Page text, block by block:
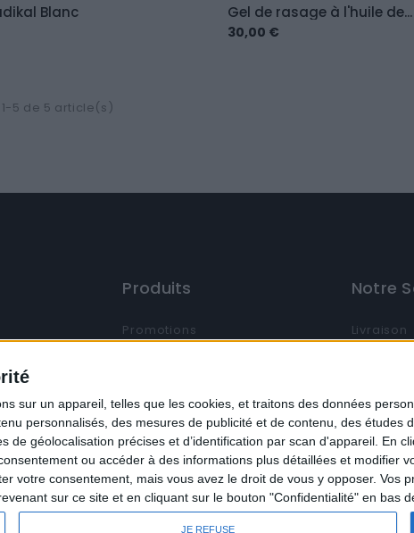
sur un appareil, telles que les cookies, et traitons des données
personnalisés, des mesures de publicité et de contenu, des études
géolocalisation précises et d’identification par scan d'appareil. En
ou accéder à des informations plus détaillées et modifier
votre consentement, mais vous avez le droit de vous y opposer. Vos
sur ce site et en cliquant sur le bouton "Confidentialité" en bas
JE REFUSE
Blanc Gel de rasage à l'huile de...
30,00 €
5 de 5 article(s)
Produits
Promotions
Contactez-nous
Plan du site
Notre
Livraison
A propos
Galerie
Politique